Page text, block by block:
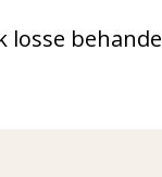
losse